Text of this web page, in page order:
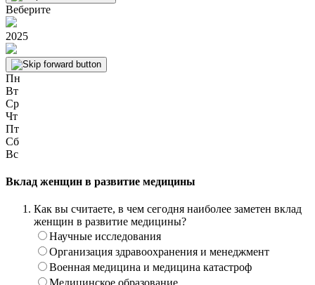
Веберите
2025
Пн
Вт
Ср
Чт
Пт
Сб
Вс
Вклад женщин в развитие медицины
Как вы считаете, в чем сегодня наиболее заметен вклад
женщин в развитие медицины?
Научные исследования
Организация здравоохранения и менеджмент
Военная медицина и медицина катастроф